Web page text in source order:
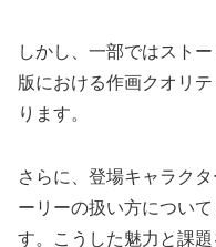
しかし、一部ではスト
版における作画クオリ
ります。
さらに、登場キャラク
ーリーの扱い方につい
す。こうした魅力と課